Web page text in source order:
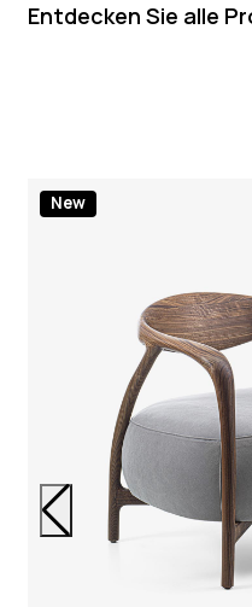
Entdecken Sie alle
New